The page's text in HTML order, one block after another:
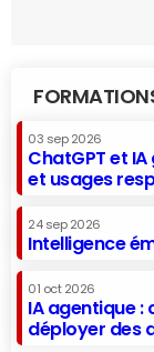
03 sep 2026
ChatGPT et
et usages
24 sep 2026
Intelligence
01 oct 2026
IA agentique :
déployer des